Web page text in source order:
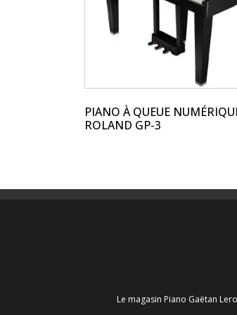
PIANO À QUEUE
ROLAND GP-3
Le magasin Piano Gaëtan